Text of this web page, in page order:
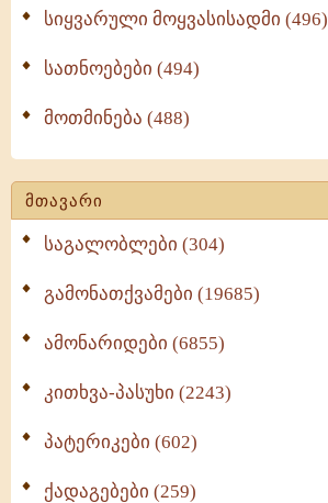
სიყვარული მოყვასისადმი (496)
სათნოებები (494)
მოთმინება (488)
მთავარი
საგალობლები (304)
გამონათქვამები (19685)
ამონარიდები (6855)
კითხვა-პასუხი (2243)
პატერიკები (602)
ქადაგებები (259)